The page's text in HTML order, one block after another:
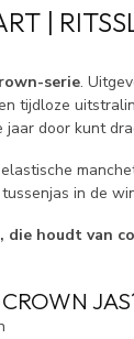
|
serie.
tijdloze
door kunt
in de
die houdt van